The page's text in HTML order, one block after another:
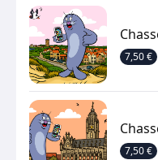
7,50 €
7,50 €